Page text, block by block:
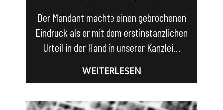
Der Mandant machte einen gebrochenen
Eindruck als er mit dem erstinstanzlichen
Urteil in der Hand in unserer Kanzlei…
WEITERLESEN